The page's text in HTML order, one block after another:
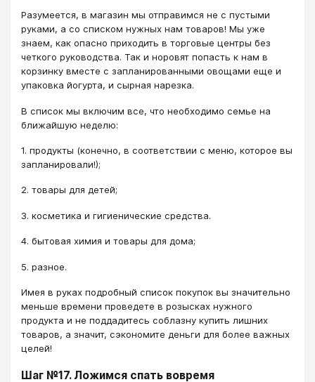
Разумеется, в магазин мы отправимся не с пустыми
руками, а со списком нужных нам товаров! Мы уже
знаем, как опасно приходить в торговые центры без
четкого руководства. Так и норовят попасть к нам в
корзинку вместе с запланированными овощами еще и
упаковка йогурта, и сырная нарезка.
В список мы включим все, что необходимо семье на
ближайшую неделю:
1. продукты (конечно, в соответствии с меню, которое вы
запланировали!);
2. товары для детей;
3. косметика и гигиенические средства.
4. бытовая химия и товары для дома;
5. разное.
Имея в руках подробный список покупок вы значительно
меньше времени проведете в розысках нужного
продукта и не поддадитесь соблазну купить лишних
товаров, а значит, сэкономите деньги для более важных
целей!
Шаг №17. Ложимся спать вовремя